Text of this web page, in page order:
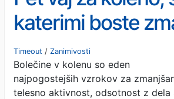
katerimi boste
bolečine
Timeout / Zanimivosti
Bolečine v kolenu so eden
najpogostejših vzrokov za
telesno aktivnost, odsotnost z dela